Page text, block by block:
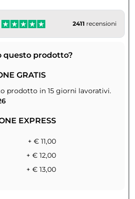
2411 recensioni
questo prodotto?
GRATIS
prodotto in 15 giorni lavorativi.
EXPRESS
+ € 11,00
+ € 12,00
+ € 13,00